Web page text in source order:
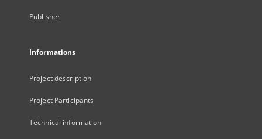
Publisher
Informations
Project description
Project Participants
Technical information